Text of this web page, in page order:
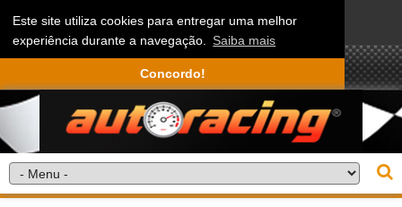
Este site utiliza cookies para entregar uma melhor
experiência durante a navegação. Saiba mais
Concordo!